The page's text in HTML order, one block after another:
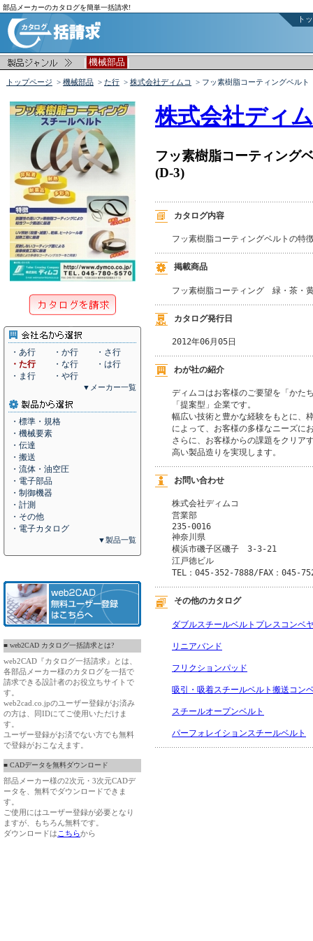
部品メーカーのカタログを簡単一括請求!
ト
| 機械部品 |
トップページ > 機械部品 > た行 > 株式会社ディムコ > フッ素樹脂コーティングベルト
・あ行 ・か行
・さ行
・た行
・な行
・は行
・ま行
・や行
▼メーカー一覧
・標準・規格
・機械要素
・伝達
・搬送
・流体・油空圧
・電子部品
・制御機器
・計測
・その他
・電子カタログ
▼製品一覧
■ web2CAD カタログ一括請求とは?
web2CAD『カタログ一括請求』とは、
各部品メーカー様のカタログを一括で
請求できる設計者のお役立ちサイトで
す。
web2cad.co.jpのユーザー登録がお済み
の方は、同IDにてご使用いただけま
す。
ユーザー登録がお済でない方でも無料
で登録がおこなえます。
■ CADデータを無料ダウンロード
部品メーカー様の2次元・3次元CADデ
ータを、無料でダウンロードできま
す。
ご使用にはユーザー登録が必要となり
ますが、もちろん無料です。
ダウンロードは こちらから
株式会社ディ
フッ素樹脂コーティング
(D-3)
カタログ内容
フッ素樹脂コーティングベルトの特
掲載商品
フッ素樹脂コーティング　緑・茶・
カタログ発行日
2012年06月05日
わが社の紹介
ディムコはお客様のご要望を「かた
「提案型」企業です。
幅広い技術と豊かな経験をもとに、
によって、お客様の多様なニーズに
さらに、お客様からの課題をクリア
高い製品造りを実現します。
お問い合わせ
株式会社ディムコ
営業部
235-0016
神奈川県
横浜市磯子区磯子　3-3-21
江戸徳ビル
TEL：045-352-7888/FAX：045-
その他のカタログ
ダブルスチールベルトプレスコンベ
リニアバンド
フリクションパッド
吸引・吸着スチールベルト搬送コン
スチールオープンベルト
パーフォレイションスチールベルト